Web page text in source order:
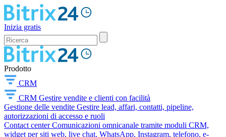
Inizia gratis
Prodotto
CRM
CRM Gestire vendite e clienti con facilità
Gestione delle vendite Gestire lead, affari, contatti, pipeline,
autorizzazioni di accesso e ruoli
Contact center Comunicazioni omnicanale tramite moduli CRM,
widget per siti web, live chat, WhatsApp, Instagram, telefono, e-